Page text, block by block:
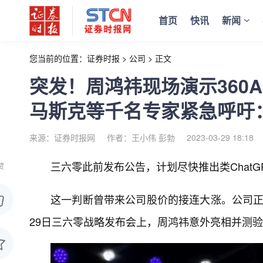
首页 快讯 新闻
您当前的位置： 证券时报 > 公司 > 正文
突发！周鸿祎现场演示
马斯克等千名专家紧急呼吁
来源：证券时报网 作者：王小伟 彭勃 2023-03-29 18:18
三六零此前发布公告，计划尽快推出类
这一判断曾带来公司股价的接连大涨。公司
29日三六零战略发布会上，周鸿祎意外亮相并测